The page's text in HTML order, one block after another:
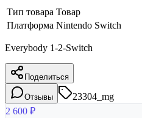
Тип товара Товар
Платформа Nintendo Switch
Everybody 1-2-Switch
Поделиться
Отзывы
23304_mg
2 600 ₽